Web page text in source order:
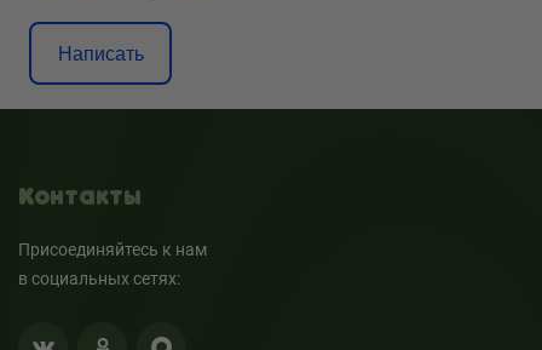
Написать
Контакты
Присоединяйтесь к нам
в социальных сетях: